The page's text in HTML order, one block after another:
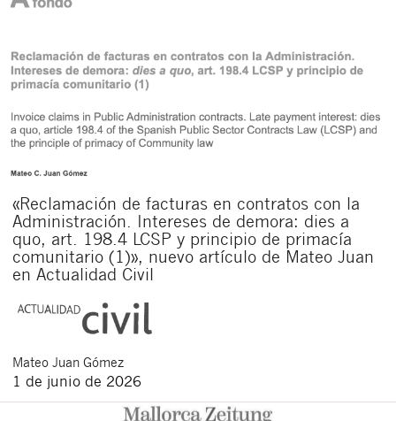
«Reclamación de facturas en contratos con la
Administración. Intereses de demora: dies a
quo, art. 198.4 LCSP y principio de primacía
comunitario (1)», nuevo artículo de Mateo Juan
en Actualidad Civil
Mateo Juan Gómez
1 de junio de 2026